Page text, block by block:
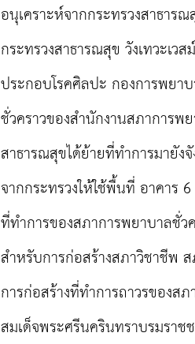
อนุเคราะห์จากกระทรวงสาธา
กระทรวงสาธารณสุข วังเทวะเว
ประกอบโรคศิลปะ กองการพย
ชั่วคราวของสำนักงานสภาการ
สาธารณสุขได้ย้ายที่ทำการมายั
จากกระทรวงให้ใช้พื้นที่ อาคาร
ที่ทำการของสภาการพยาบาลชั่ว
สำหรับการก่อสร้างสภาวิชาชีพ
การก่อสร้างที่ทำการถาวรของ
สมเด็จพระศรีนครินทราบรมรา